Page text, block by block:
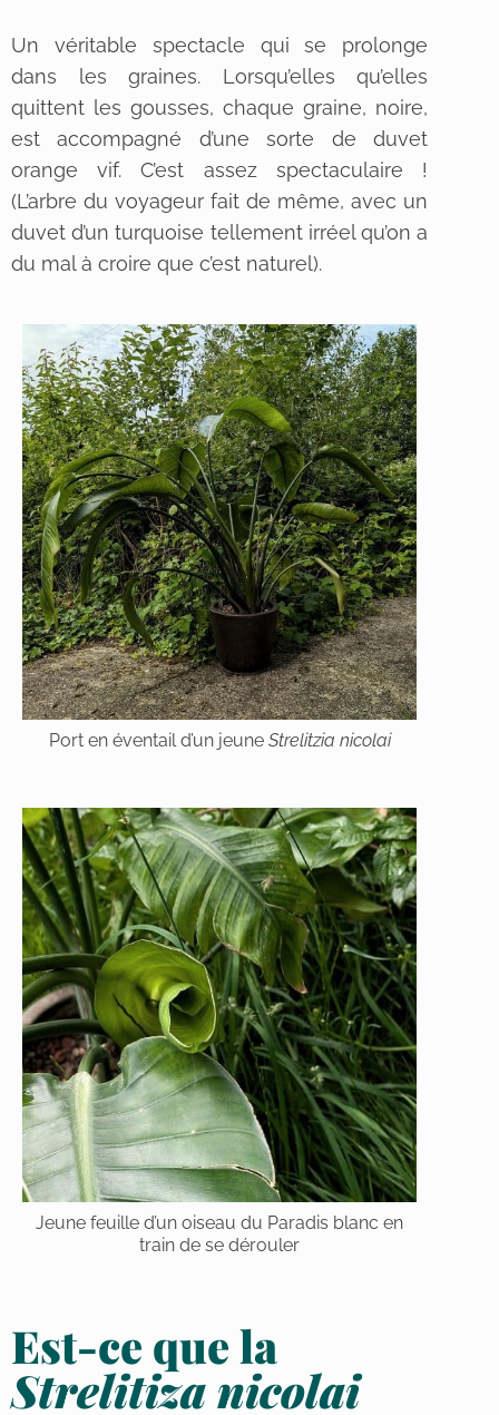
Un véritable spectacle qui se prolonge
dans les graines. Lorsqu’elles qu’elles
quittent les gousses, chaque graine, noire,
est accompagné d’une sorte de duvet
orange vif. C’est assez spectaculaire !
(L’arbre du voyageur fait de même, avec un
duvet d’un turquoise tellement irréel qu’on a
du mal à croire que c’est naturel).
Port en éventail d’un jeune Strelitzia nicolai
Jeune feuille d’un oiseau du Paradis blanc en
train de se dérouler
Est-ce que la
Strelitiza nicolai